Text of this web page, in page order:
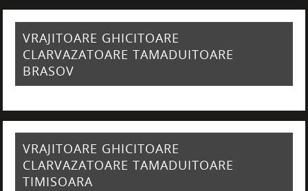
VRAJITOARE GHICITOARE
CLARVAZATOARE TAMADUITOARE
BRASOV
VRAJITOARE GHICITOARE
CLARVAZATOARE TAMADUITOARE
TIMISOARA